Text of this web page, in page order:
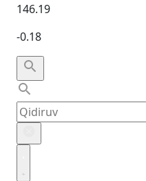
146.19
-0.18